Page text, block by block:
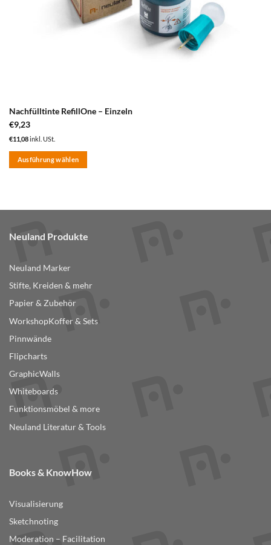
Nachfülltinte RefillOne – Einzeln
€9,23
€11,08inkl. USt.
Ausführung wählen
mehrere
auf.
auf
der
gewählt
werden
Neuland Produkte
Neuland Marker
Stifte, Kreiden & mehr
Papier & Zubehör
WorkshopKoffer & Sets
Pinnwände
Flipcharts
GraphicWalls
Whiteboards
Funktionsmöbel & more
Neuland Literatur & Tools
Books & KnowHow
Visualisierung
Sketchnoting
Moderation – Facilitation